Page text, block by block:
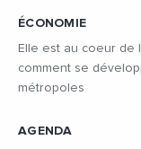
ÉCONOMIE
Elle est au coeur de
comment se
métropoles
AGENDA